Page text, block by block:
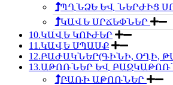
ՊՂՆՁԵ ԵՎ ՆԵՐԺԻՑ
ԿԱՎԵ ՍՐՃԵՓՆԵՐ
10.ԿԱՎԵ ԿՈՒԺԵՐ
11.ԿԱՎԵ ՍՊԱՍՔ
12.ԲԱԺԱԿՆԵՐ(ԳԻՆԻ, ՕՂԻ,
13.ԱԹՈՌՆԵՐ ԵՎ
ԲԱՌԻ ԱԹՈՌՆԵՐ